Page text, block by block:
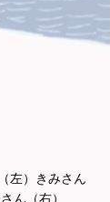
左）きみさん